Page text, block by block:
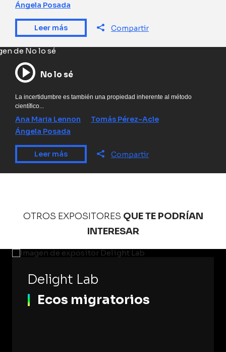
Ángela Posada
Leer más Compartir
No lo sé
La incertidumbre es también una propiedad inherente al método
científico...
Ana Maria Lennon
Tomás Pérez-Acle
Ángela Posada
Leer más Compartir
OTROS EXPOSITORES QUE TE PODRÍAN
INTERESAR
Delight Lab
Ecos migratorios